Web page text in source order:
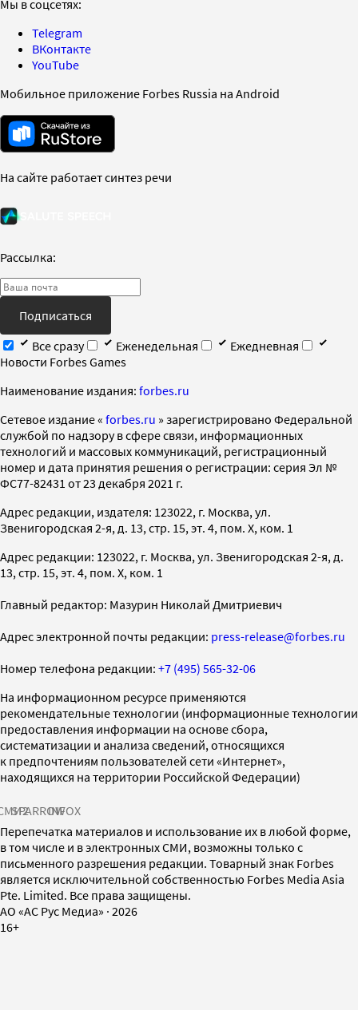
Мы в соцсетях:
Telegram
ВКонтакте
YouTube
Мобильное приложение Forbes Russia на Android
На сайте работает синтез речи
Рассылка:
Подписаться
Все сразу
Еженедельная
Ежедневная
Новости Forbes Games
Наименование издания: forbes.ru
Cетевое издание « forbes.ru » зарегистрировано Федеральной
службой по надзору в сфере связи, информационных
технологий и массовых коммуникаций, регистрационный
номер и дата принятия решения о регистрации: серия Эл №
ФС77-82431 от 23 декабря 2021 г.
Адрес редакции, издателя: 123022, г. Москва, ул.
Звенигородская 2-я, д. 13, стр. 15, эт. 4, пом. X, ком. 1
Адрес редакции: 123022, г. Москва, ул. Звенигородская 2-я, д.
13, стр. 15, эт. 4, пом. X, ком. 1
Главный редактор: Мазурин Николай Дмитриевич
Адрес электронной почты редакции: press-release@forbes.ru
Номер телефона редакции: +7 (495) 565-32-06
На информационном ресурсе применяются
рекомендательные технологии (информационные технологии
предоставления информации на основе сбора,
систематизации и анализа сведений, относящихся
к предпочтениям пользователей сети «Интернет»,
находящихся на территории Российской Федерации)
SPARROWINFOX
Перепечатка материалов и использование их в любой форме,
в том числе и в электронных СМИ, возможны только с
письменного разрешения редакции. Товарный знак Forbes
является исключительной собственностью Forbes Media Asia
Pte. Limited. Все права защищены.
AO «АС Рус Медиа» · 2026
16+